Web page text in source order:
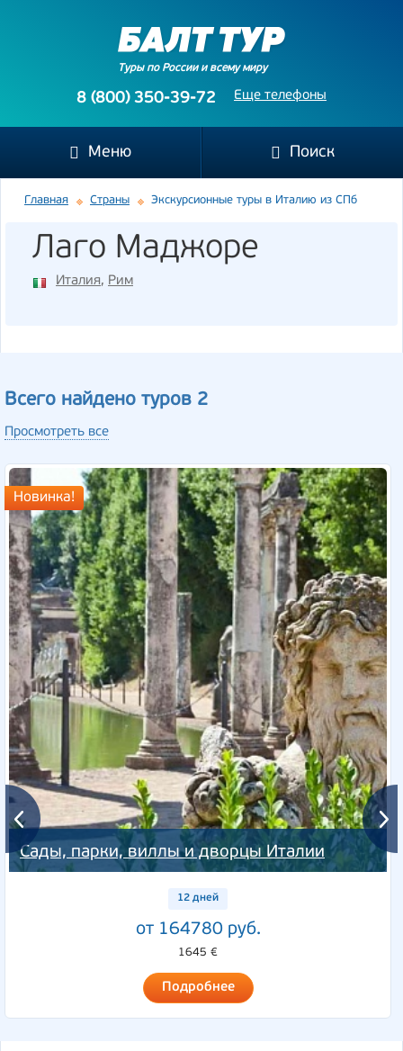
Туры по России и всему миру
Еще телефоны
8 (800) 350-39-72
Меню Поиск
Главная Страны Экскурсионные туры в Италию из СПб
Лаго Маджоре
Италия, Рим
Всего найдено туров 2
Просмотреть все
Сады, парки, виллы и дворцы Италии
Новинка!
12 дней
от 164780 руб.
1645 €
Подробнее